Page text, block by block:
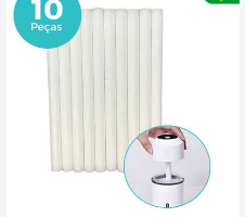
o, Anti-Umidade, Sem Necessidade
de Energia, Armazenamento Domés
tico